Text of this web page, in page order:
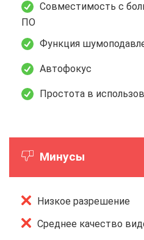
Совместимость с
ПО
Функция
Автофокус
Простота в
Минусы
Низкое разрешение
Среднее качество